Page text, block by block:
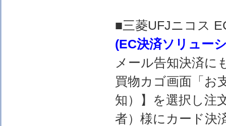
■三菱UFJニコス
(EC決済ソリュー
メール告知決済に
買物カゴ画面「お
知）】を選択し注
者）様にカード決